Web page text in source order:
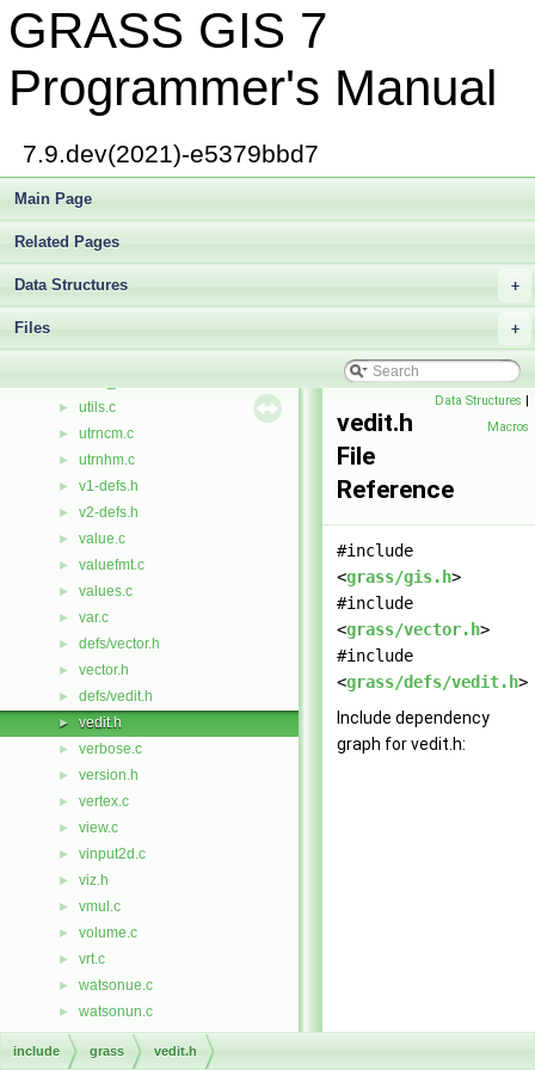
GRASS GIS 7
Programmer's Manual
7.9.dev(2021)-e5379bbd7
Main Page
Related Pages
+
Data Structures
+
Files
► trncm.c
► trnm.c
► vector/diglib/type.c
vector/Vlib/type.c
type.h
► tz2.c
► unfl.c
► unitary.c
► units.c
► btree/update.c
► vector/diglib/update.c
► utils.c
► utrncm.c
► utrnhm.c
► v1-defs.h
► v2-defs.h
► value.c
► valuefmt.c
► values.c
► var.c
► defs/vector.h
► vector.h
► defs/vedit.h
► vedit.h
► verbose.c
► version.h
► vertex.c
► view.c
► vinput2d.c
► viz.h
► vmul.c
► volume.c
► vrt.c
► watsonue.c
► watsonun.c
► weisberg.c
► db/dbmi_base/whoami.c
Data Structures |
Macros
vedit.h
File
Reference
#include
<grass/gis.h>
#include
<grass/vector.h>
#include
<grass/defs/vedit.h>
Include dependency
graph for vedit.h:
include grass vedit.h